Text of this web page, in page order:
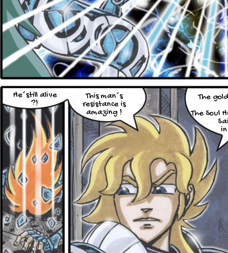
He´still alive
?!
This man´s
resistance is
amazing !
The
The Soul